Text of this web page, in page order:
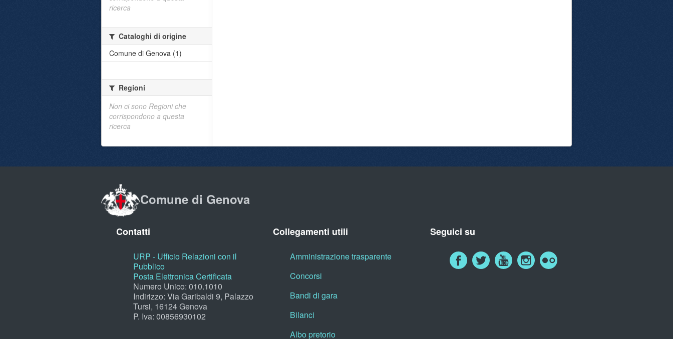
ricerca
Cataloghi di origine
Comune di Genova (1)
Regioni
Non ci sono Regioni che
corrispondono a questa
ricerca
Comune di Genova
Contatti
URP - Ufficio Relazioni con il
Pubblico
Posta Elettronica Certificata
Numero Unico: 010.1010
Indirizzo: Via Garibaldi 9, Palazzo
Tursi, 16124 Genova
P. Iva: 00856930102
Collegamenti utili
Amministrazione trasparente
Concorsi
Bandi di gara
Bilanci
Albo pretorio
Seguici su